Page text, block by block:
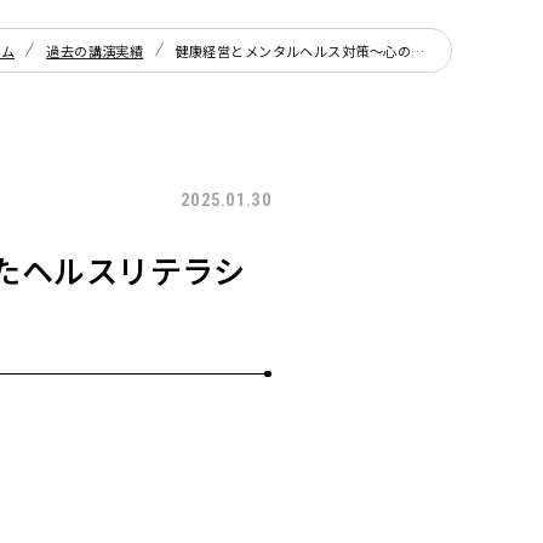
過去の講演実績 健康経営とメンタルヘルス対策～心の健康づくりに向けたヘルスリテラシー向上策～
2025.01.30
ヘルスリテラシ